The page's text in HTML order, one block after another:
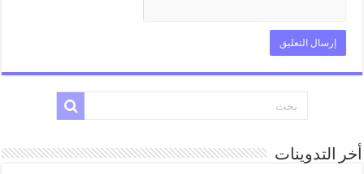
أخر التدوينات